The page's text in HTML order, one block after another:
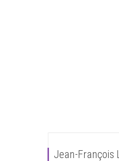
Jean-François